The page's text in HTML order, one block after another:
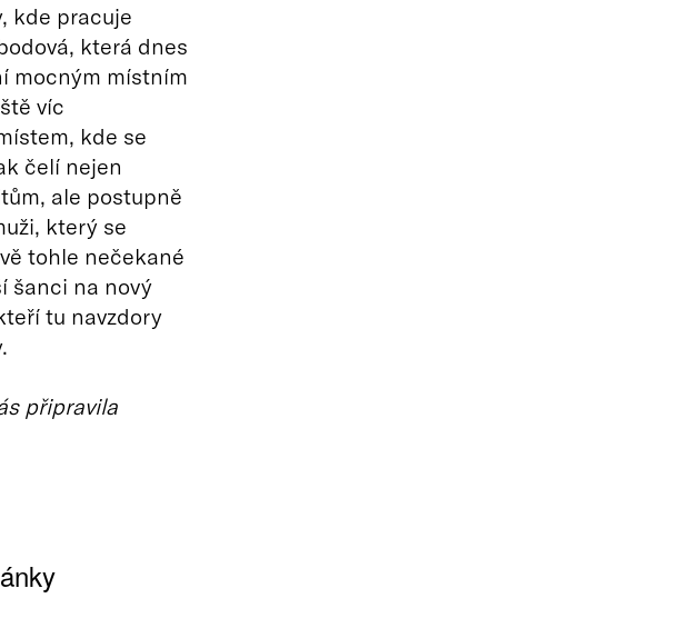
kde pracuje
která dnes
mocným místním
víc
kde se
čelí nejen
ale postupně
který se
tohle nečekané
šanci na nový
tu navzdory
připravila